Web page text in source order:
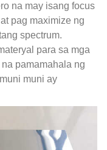
na may isang focus
pag maximize ng
spectrum.
para sa mga
pamamahala ng
muni ay